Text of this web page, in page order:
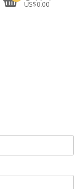
US$0.00